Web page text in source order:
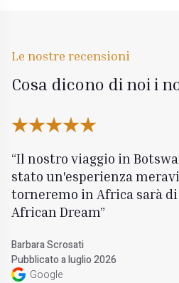
Le nostre recensioni
Cosa dicono di noi i
Il nostro viaggio in
stato un'esperienza
torneremo in Africa sarà
African Dream
Barbara Scrosati
Pubblicato a luglio 2026
Google